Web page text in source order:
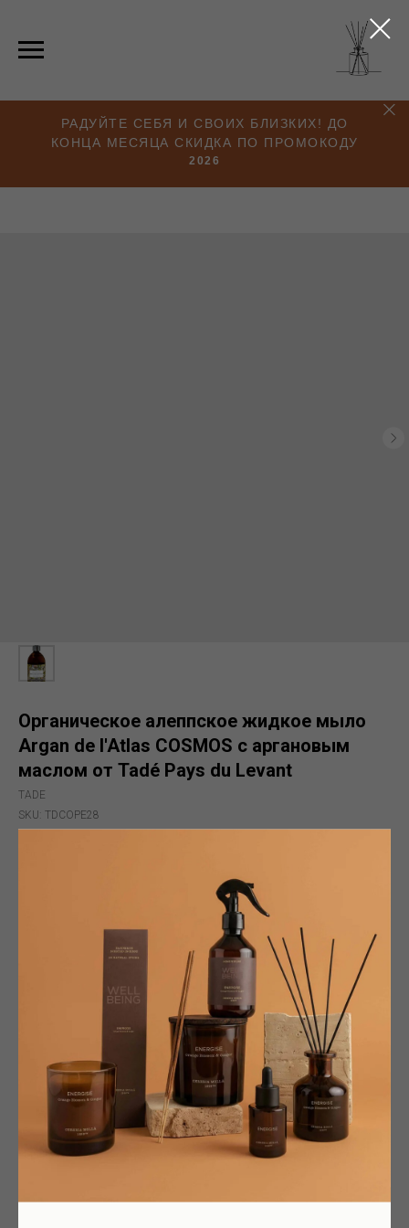
РАДУЙТЕ СЕБЯ И СВОИХ БЛИЗКИХ! ДО
КОНЦА МЕСЯЦА СКИДКА ПО ПРОМОКОДУ
2026
Органическое алеппское жидкое мыло
Argan de l'Atlas COSMOS с аргановым
маслом от Tadé Pays du Levant
TADE
SKU: TDCOPE28
КУПИТЬ
Партнёрам Характеристики
ФОРМУЛА С ИСКЛЮЧИТЕЛЬНЫМИ ИНГРЕДИЕНТАМИ.
Концентрированное алеппское жидкое мыло Surgras сертифицировано
органическим стандартом COSMOS. Натуральная формула на основе 3-х
культовых масел: оливкового, лаврового и арганового. Богатое
липидами, незаменимыми жирными кислотами, витаминами подходит
для деликатного очищения нежной и атоничной кожи. Приятная
кремовая текстура с нежным фруктовым, медовым и изысканным
ароматом цветка аргании не сушит кожу. Нерафинированное оливковое
масло омыляют в котле в соответствии с традиционным методом
косметические свойства, а по свидетельствам Палония Старшего,